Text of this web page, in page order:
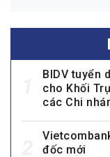
BIDV tuyển
cho Khối
các Chi
đốc mới